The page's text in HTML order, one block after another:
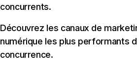
concurrents.
Découvrez les canaux de
numérique les plus performants
concurrence.